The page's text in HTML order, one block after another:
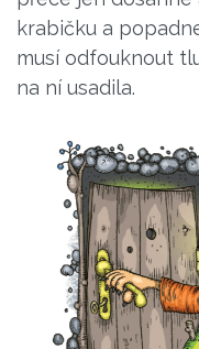
krabičku a
musí odfouknout
na ní usadila.